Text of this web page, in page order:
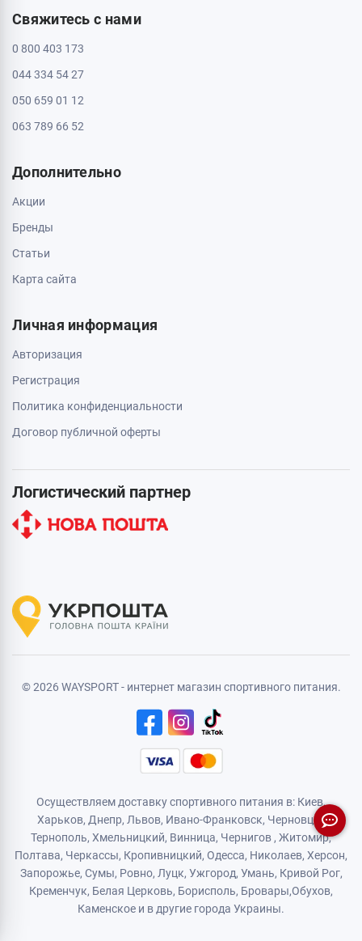
Свяжитесь с нами
0 800 403 173
044 334 54 27
050 659 01 12
063 789 66 52
Дополнительно
Акции
Бренды
Статьи
Карта сайта
Личная информация
Авторизация
Регистрация
Политика конфиденциальности
Договор публичной оферты
Логистический партнер
© 2026 WAYSPORT - интернет магазин спортивного питания.
Осуществляем доставку спортивного питания в: Киев,
Харьков, Днепр, Львов, Ивано-Франковск, Черновцы,
Тернополь, Хмельницкий, Винница, Чернигов , Житомир,
Полтава, Черкассы, Кропивницкий, Одесса, Николаев, Херсон,
Запорожье, Сумы, Ровно, Луцк, Ужгород, Умань, Кривой Рог,
Кременчук, Белая Церковь, Борисполь, Бровары,Обухов,
Каменское и в другие города Украины.